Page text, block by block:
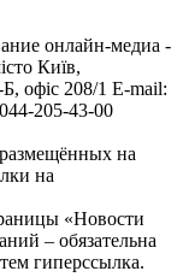
онлайн-медиа -
Київ,
208/1 E-mail:
205-43-00
на
на
«Новости
– обязательна
гиперссылка.